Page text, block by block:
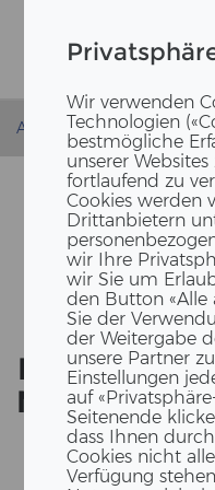
Wir verwenden
Technologien
bestmögliche
unserer
fortlaufend zu
Cookies werden
Drittanbietern
wir Ihre
wir Sie um
den Button «Alle
Sie der
der Weitergabe
unsere Partner
Einstellungen
auf
Seitenende
dass Ihnen
Cookies nicht
Verfügung
Accueil Actualités
HOLZ-​
NIERT - EIN
FÜR